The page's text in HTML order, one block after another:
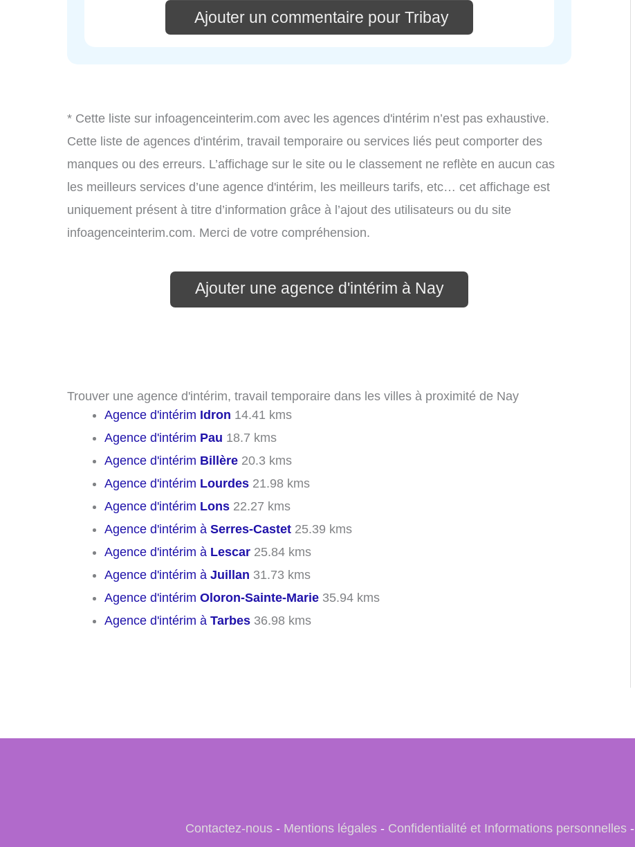
Ajouter un commentaire pour Tribay
* Cette liste sur infoagenceinterim.com avec les agences d'intérim n’est pas exhaustive.
Cette liste de agences d'intérim, travail temporaire ou services liés peut comporter des
manques ou des erreurs. L’affichage sur le site ou le classement ne reflète en aucun cas
les meilleurs services d’une agence d'intérim, les meilleurs tarifs, etc… cet affichage est
uniquement présent à titre d’information grâce à l’ajout des utilisateurs ou du site
infoagenceinterim.com. Merci de votre compréhension.
Ajouter une agence d'intérim à Nay
Trouver une agence d'intérim, travail temporaire dans les villes à proximité de Nay
Agence d'intérim Idron 14.41 kms
Agence d'intérim Pau 18.7 kms
Agence d'intérim Billère 20.3 kms
Agence d'intérim Lourdes 21.98 kms
Agence d'intérim Lons 22.27 kms
Agence d'intérim à Serres-Castet 25.39 kms
Agence d'intérim à Lescar 25.84 kms
Agence d'intérim à Juillan 31.73 kms
Agence d'intérim Oloron-Sainte-Marie 35.94 kms
Agence d'intérim à Tarbes 36.98 kms
Contactez-nous- Mentions légales- Confidentialité et Informations personnelles-